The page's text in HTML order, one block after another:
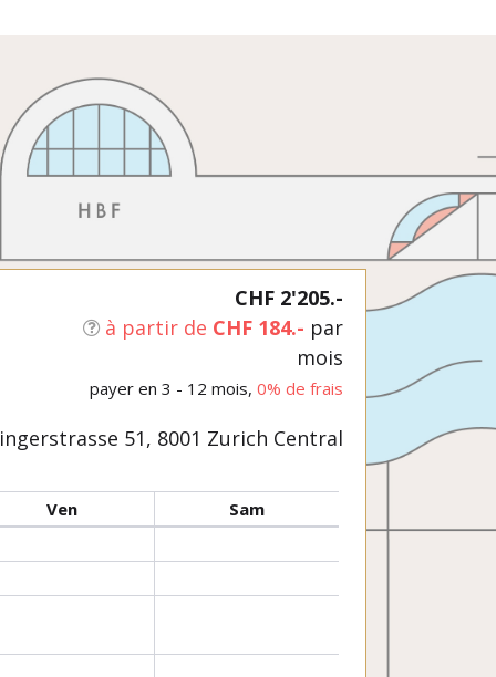
CHF 2'205.-
à partir de CHF 184.- par
mois
payer en 3 - 12 mois, 0% de frais
51, 8001 Zurich Central
Ven
Sam